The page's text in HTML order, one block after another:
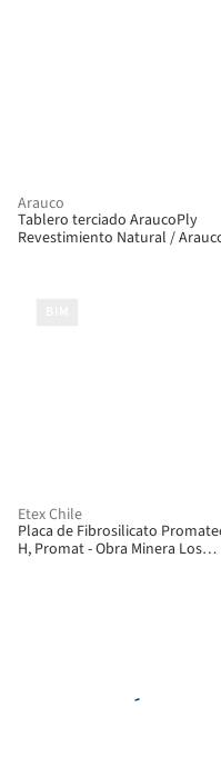
Arauco
Tablero terciado AraucoPly
Revestimiento Natural /
Etex Chile
Placa de Fibrosilicato
H, Promat - Obra Minera Los